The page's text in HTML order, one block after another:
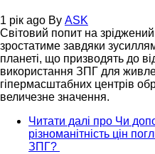
1 рік ago By ASK
Світовий попит на
зростатиме завдяки
планеті, що призводять до
використання ЗПГ для
гіпермасштабних центрів
величезне значення.
Читати далі про Чи
різноманітність цін
ЗПГ?